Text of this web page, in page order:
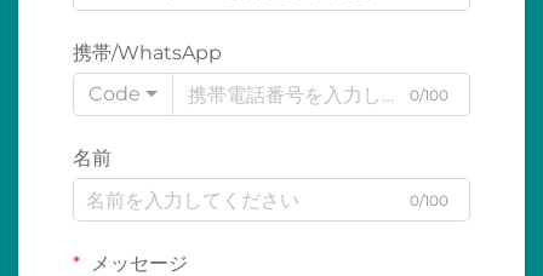
携帯/WhatsApp
Code
0/100
名前
0/100
メッセージ